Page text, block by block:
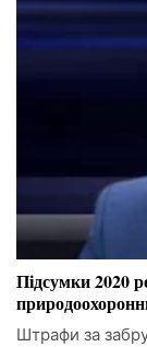
Підсумки 2020
Штрафи за